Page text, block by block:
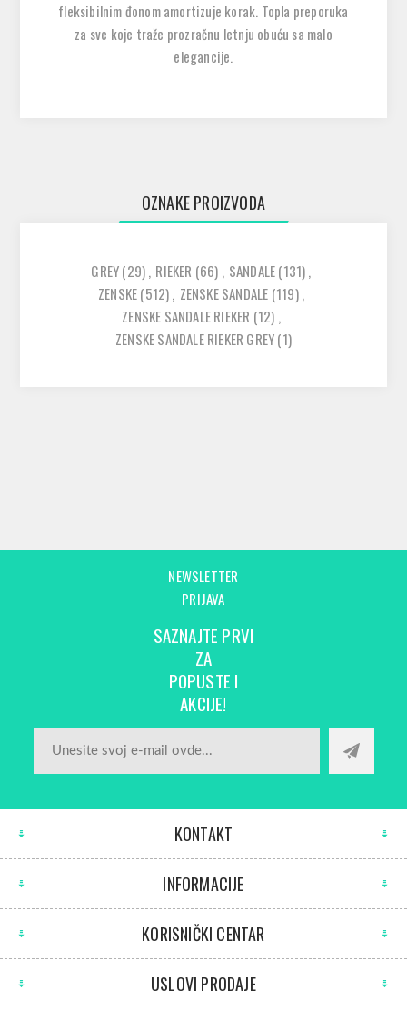
fleksibilnim đonom amortizuje korak. Topla preporuka
za sve koje traže prozračnu letnju obuću sa malo
elegancije.
OZNAKE PROIZVODA
GREY(29), RIEKER (66) , SANDALE(131),
ZENSKE(512), ZENSKE SANDALE (119),
ZENSKE SANDALE RIEKER (12) ,
ZENSKE SANDALE RIEKER GREY(1)
NEWSLETTER
PRIJAVA
SAZNAJTE PRVI
ZA
POPUSTE I
AKCIJE!
KONTAKT
INFORMACIJE
KORISNIČKI CENTAR
USLOVI PRODAJE